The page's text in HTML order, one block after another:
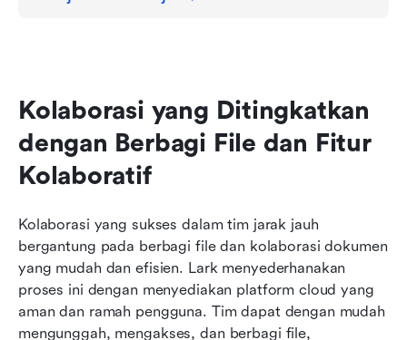
Kolaborasi yang Ditingkatkan
dengan Berbagi File dan Fitur
Kolaboratif
Kolaborasi yang sukses dalam tim jarak jauh
bergantung pada berbagi file dan kolaborasi dokumen
yang mudah dan efisien. Lark menyederhanakan
proses ini dengan menyediakan platform cloud yang
aman dan ramah pengguna. Tim dapat dengan mudah
mengunggah, mengakses, dan berbagi file,